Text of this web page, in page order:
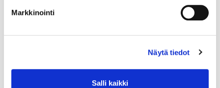
Markkinointi
Näytä tiedot
Salli kaikki